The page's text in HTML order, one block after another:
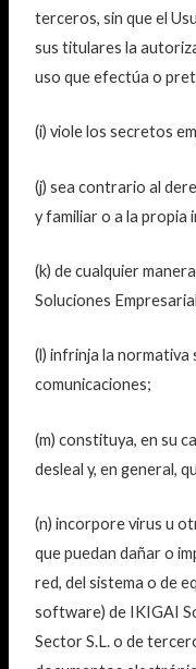
terceros, sin que el
sus titulares la
uso que efectúa o
(i) viole los secretos
(j) sea contrario al
y familiar o a la propia
(k) de cualquier
Soluciones
(l) infrinja la normativa
comunicaciones;
(m) constituya, en su
desleal y, en general,
(n) incorpore virus u
que puedan dañar o
red, del sistema o de
software) de IKIGAI
Sector S.L. o de